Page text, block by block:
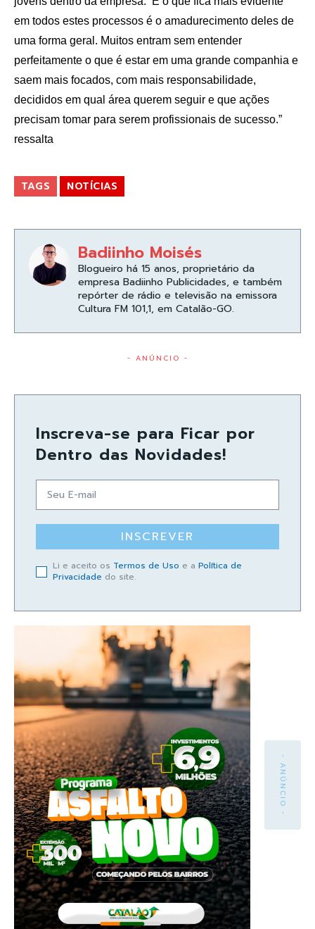
em todos estes processos é o amadurecimento deles de
uma forma geral. Muitos entram sem entender
perfeitamente o que é estar em uma grande companhia e
saem mais focados, com mais responsabilidade,
decididos em qual área querem seguir e que ações
precisam tomar para serem profissionais de sucesso.”
ressalta
TAGS NOTÍCIAS
Badiinho Moisés
Blogueiro há 15 anos, proprietário da
empresa Badiinho Publicidades, e também
repórter de rádio e televisão na emissora
Cultura FM 101,1, em Catalão-GO.
- ANÚNCIO -
Inscreva-se para Ficar por
Dentro das Novidades!
INSCREVER
Li e aceito os Termos de Uso e a Política de
Privacidade do site.
- ANÚNCIO -